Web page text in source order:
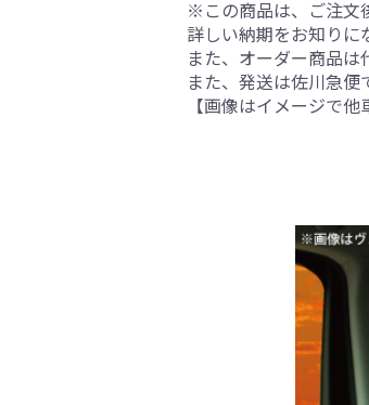
※この商品は、ご注文
詳しい納期をお知りに
また、オーダー商品
また、発送は佐川急便
【画像はイメージで